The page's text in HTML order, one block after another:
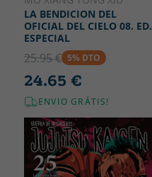
LA BENDICION DEL
OFICIAL DEL CIELO 08. ED.
ESPECIAL
25.95 € 5% DTO
24.65 €
ENVIO GRÁTIS!